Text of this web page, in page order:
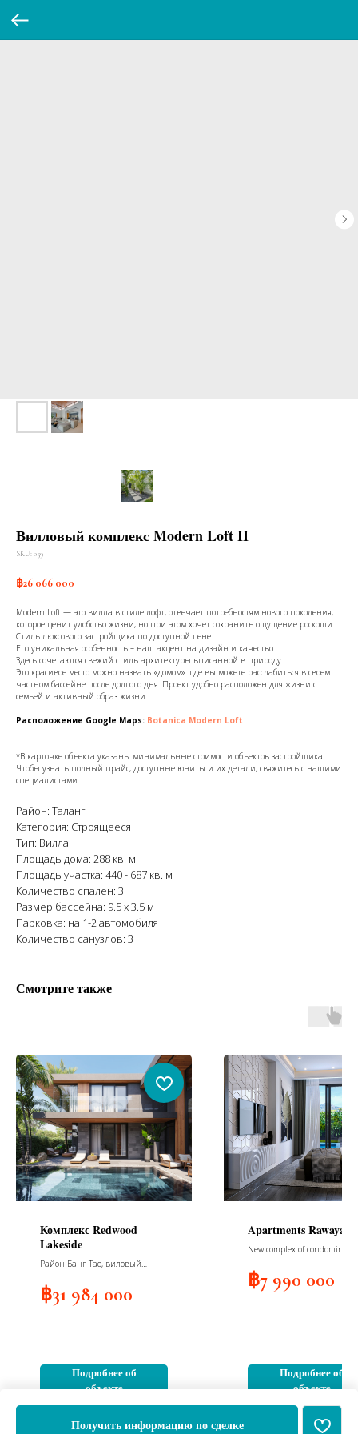
Вилловый комплекс Modern Loft II
SKU:059
฿26 066 000
Получить информацию по сделке
Modern Loft — это вилла в стиле лофт, отвечает потребностям нового поколения,
которое ценит удобство жизни, но при этом хочет сохранить ощущение роскоши.
Стиль люксового застройщика по доступной цене.
Его уникальная особенность – наш акцент на дизайн и качество.
Здесь сочетаются свежий стиль архитектуры вписанной в природу.
Это красивое место можно назвать «домом». где вы можете расслабиться в своем
частном бассейне после долгого дня. Проект удобно расположен для жизни с
семьей и активный образ жизни.
Расположение Google Maps: Botanica Modern Loft
*В карточке объекта указаны минимальные стоимости объектов застройщика.
Чтобы узнать полный прайс, доступные юниты и их детали, свяжитесь с нашими
специалистами
Район: Таланг
Категория: Строящееся
Тип: Вилла
Площадь дома: 288 кв. м
Площадь участка: 440 - 687 кв. м
Количество спален: 3
Размер бассейна: 9.5 x 3.5 м
Парковка: на 1-2 автомобиля
Количество санузлов: 3
Смотрите также
Комплекс Redwood
Lakeside
Район Банг Тао, виловый
вилл, 4 видов планировок
฿31 984 000
Подробнее об
объекте
Apartments Rawayana
New complex of
apartments, 4 floors, delivery
quarter 2025, building
฿7 990 000
Подробнее об
объекте